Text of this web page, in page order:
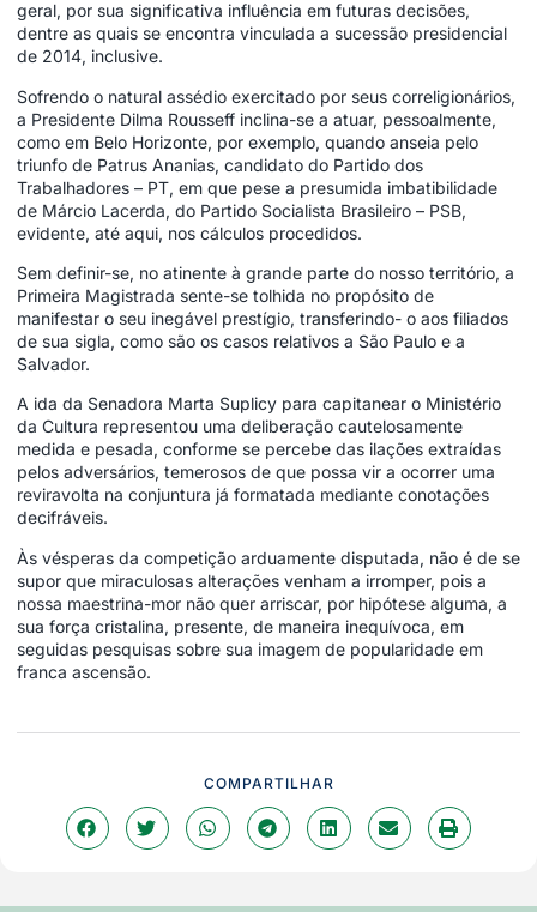
geral, por sua significativa influência em futuras decisões,
dentre as quais se encontra vinculada a sucessão presidencial
de 2014, inclusive.
Sofrendo o natural assédio exercitado por seus correligionários,
a Presidente Dilma Rousseff inclina-se a atuar, pessoalmente,
como em Belo Horizonte, por exemplo, quando anseia pelo
triunfo de Patrus Ananias, candidato do Partido dos
Trabalhadores – PT, em que pese a presumida imbatibilidade
de Márcio Lacerda, do Partido Socialista Brasileiro – PSB,
evidente, até aqui, nos cálculos procedidos.
Sem definir-se, no atinente à grande parte do nosso território, a
Primeira Magistrada sente-se tolhida no propósito de
manifestar o seu inegável prestígio, transferindo- o aos filiados
de sua sigla, como são os casos relativos a São Paulo e a
Salvador.
A ida da Senadora Marta Suplicy para capitanear o Ministério
da Cultura representou uma deliberação cautelosamente
medida e pesada, conforme se percebe das ilações extraídas
pelos adversários, temerosos de que possa vir a ocorrer uma
reviravolta na conjuntura já formatada mediante conotações
decifráveis.
Às vésperas da competição arduamente disputada, não é de se
supor que miraculosas alterações venham a irromper, pois a
nossa maestrina-mor não quer arriscar, por hipótese alguma, a
sua força cristalina, presente, de maneira inequívoca, em
seguidas pesquisas sobre sua imagem de popularidade em
franca ascensão.
COMPARTILHAR